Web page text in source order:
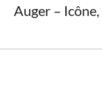
Auger –